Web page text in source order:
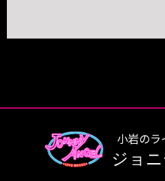
小岩のラ
ジョ